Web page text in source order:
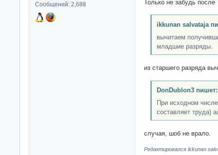
Сообщений: 2,688
Только не забудь после
ikkunan salvataja
вычитаем
младшие разряды.
из старшего разряда
DonDublon3 пишет:
При исходном
составляет труда)
случая, шоб не врало.
Редактировался ikkunan